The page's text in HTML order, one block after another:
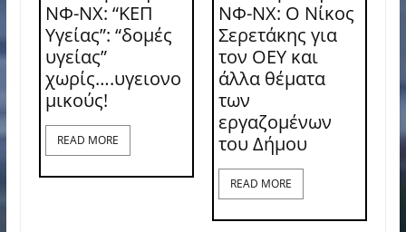
ΝΦ-ΝΧ: “ΚΕΠ
Υγείας”: “δομές
υγείας”
χωρίς….υγειονο
μικούς!
READ MORE
ΝΦ-ΝΧ: O Νίκος
Σερετάκης για
τον ΟΕΥ και
άλλα θέματα
των
εργαζομένων
του Δήμου
READ MORE